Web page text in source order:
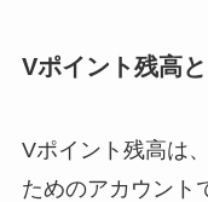
Vポイント残高
Vポイント残高は
ためのアカウント